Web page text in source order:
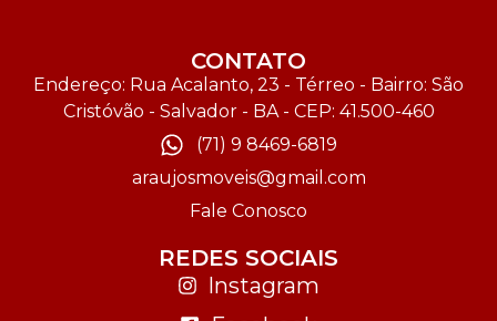
CONTATO
Endereço: Rua Acalanto, 23 - Térreo - Bairro: São
Cristóvão - Salvador - BA - CEP: 41.500-460
(71) 9 8469-6819
araujosmoveis@gmail.com
Fale Conosco
REDES SOCIAIS
Instagram